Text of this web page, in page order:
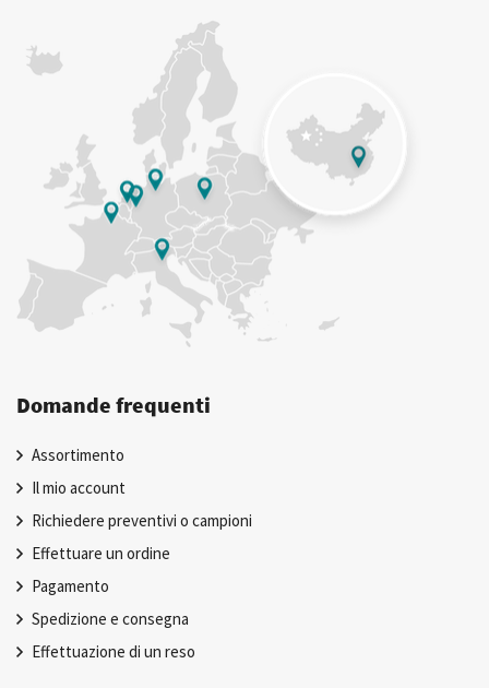
Domande frequenti
Assortimento
Il mio account
Richiedere preventivi o campioni
Effettuare un ordine
Pagamento
Spedizione e consegna
Effettuazione di un reso